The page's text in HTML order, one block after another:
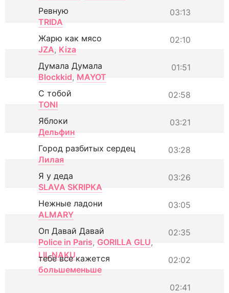
03:13
Ревную
TRIDA
02:10
Жарю как мясо
JZA, Kiza
01:51
Думала Думала
Blockkid, MAYOT
02:58
С тобой
TONI
03:21
Яблоки
Дельфин
03:28
Город разбитых сердец
Лилая
03:26
Я у деда
SLAVA SKRIPKA
03:05
Нежные ладони
ALMARY
02:35
Оп Давай Давай
Police in Paris, GORILLA GLU,
LIL NAKU
02:02
тебе все кажется
большеменьше
02:41